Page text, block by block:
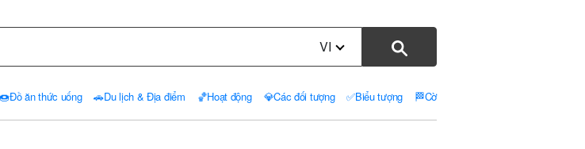
VI
🍩Đồ ăn thức uống 🚗Du lịch & Địa điểm 🏀Hoạt động 💎Các đối tượng ✅Biểu tượng 🏁Cờ